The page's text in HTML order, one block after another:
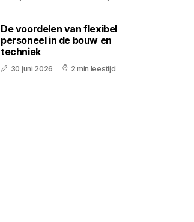
De voordelen van flexibel
personeel in de bouw en
techniek
30 juni 2026 2 min leestijd